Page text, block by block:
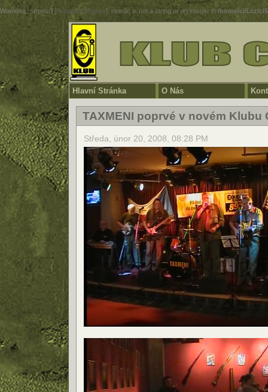
Warning: strpos() [function.strpos]: needle is not a string or an integer in/home/ci5.cz/
Hlavní Stránka O Nás
TAXMENI poprvé v novém Klubu
Středa, únor 20, 2008, 08:28 PM